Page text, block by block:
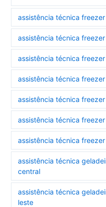
assistência técnica
assistência técnica
assistência técnica
assistência técnica
assistência técnica
assistência técnica
assistência técnica
assistência técnica
central
assistência técnica
leste